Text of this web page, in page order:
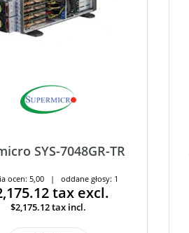
SYS-7048GR-TR
ocen: 5,00 | oddane głosy: 1
tax excl.
$2,175.12tax incl.